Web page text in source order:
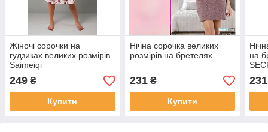
Жіночі сорочки на
гудзиках великих розмірів.
Saimeiqi
249 ₴
Купити
Нічна сорочка великих
розмірів на бретелях
231₴
Купити
на
231